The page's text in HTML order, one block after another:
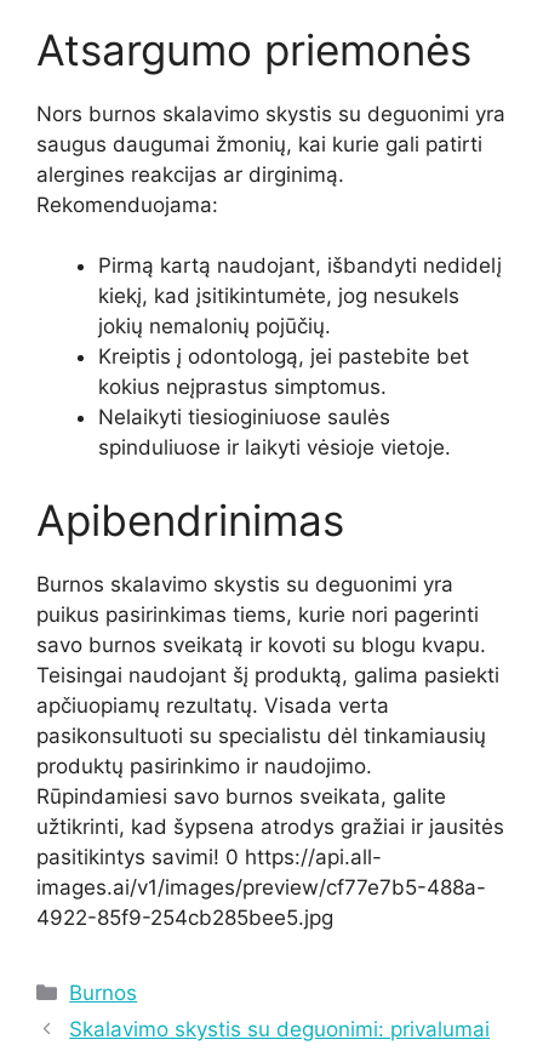
Atsargumo priemonės
Nors burnos skalavimo skystis su deguonimi yra
saugus daugumai žmonių, kai kurie gali patirti
alergines reakcijas ar dirginimą.
Rekomenduojama:
Pirmą kartą naudojant, išbandyti nedidelį
kiekį, kad įsitikintumėte, jog nesukels
jokių nemalonių pojūčių.
Kreiptis į odontologą, jei pastebite bet
kokius neįprastus simptomus.
Nelaikyti tiesioginiuose saulės
spinduliuose ir laikyti vėsioje vietoje.
Apibendrinimas
Burnos skalavimo skystis su deguonimi yra
puikus pasirinkimas tiems, kurie nori pagerinti
savo burnos sveikatą ir kovoti su blogu kvapu.
Teisingai naudojant šį produktą, galima pasiekti
apčiuopiamų rezultatų. Visada verta
pasikonsultuoti su specialistu dėl tinkamiausių
produktų pasirinkimo ir naudojimo.
Rūpindamiesi savo burnos sveikata, galite
užtikrinti, kad šypsena atrodys gražiai ir jausitės
pasitikintys savimi! 0 https://api.all-
images.ai/v1/images/preview/cf77e7b5-488a-
4922-85f9-254cb285bee5.jpg
Kategorijos
Burnos
Skalavimo skystis su deguonimi: privalumai